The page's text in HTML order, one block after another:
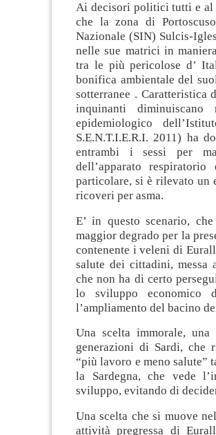
Ai decisori politici tutti e al
che la zona di
Nazionale (SIN) Sulcis-
nelle sue matrici in
tra le più pericolose d’
bonifica ambientale del
sotterranee . Caratteristica
inquinanti
epidemiologico
S.E.N.T.I.E.R.I. 2011) ha
entrambi i sessi per
dell’apparato
particolare, si è rilevato un
ricoveri per asma.
E’ in questo scenario,
maggior degrado per la
contenente i veleni di
salute dei cittadini, messa
che non ha di certo
lo sviluppo economico
l’ampliamento del bacino
Una scelta immorale,
generazioni di Sardi, che
“più lavoro e meno salute”
la Sardegna, che vede
sviluppo, evitando di
Una scelta che si muove
attività pregressa di